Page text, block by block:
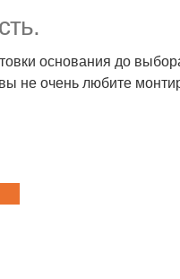
основания до
не очень любите